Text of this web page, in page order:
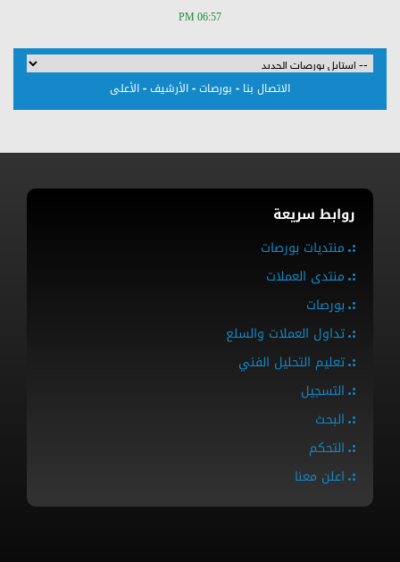
06:57 PM
الاتصال بنا - بورصات-الأرشيف-الأعلى
روابط سريعة
منتديات بورصات
منتدى العملات
بورصات
تداول العملات والسلع
تعليم التحليل الفني
التسجيل
البحث
التحكم
اعلن معنا